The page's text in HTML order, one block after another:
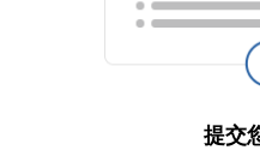
提交